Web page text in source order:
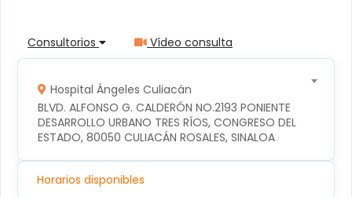
Consultorios Vídeo consulta
Hospital Ángeles Culiacán
BLVD. ALFONSO G. CALDERÓN NO.2193 PONIENTE
DESARROLLO URBANO TRES RÍOS, CONGRESO DEL
ESTADO, 80050 CULIACÁN ROSALES, SINALOA
Horarios disponibles